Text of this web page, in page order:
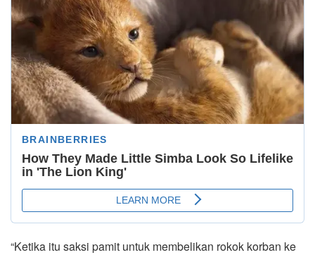
“Ketika itu saksi pamit untuk membelikan rokok korban ke